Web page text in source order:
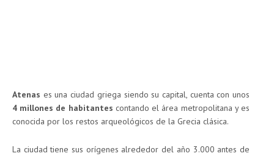
Atenas es una ciudad griega siendo su capital, cuenta con unos
4 millones de habitantes contando el área metropolitana y es
conocida por los restos arqueológicos de la Grecia clásica.
La ciudad tiene sus orígenes alrededor del año 3.000 antes de